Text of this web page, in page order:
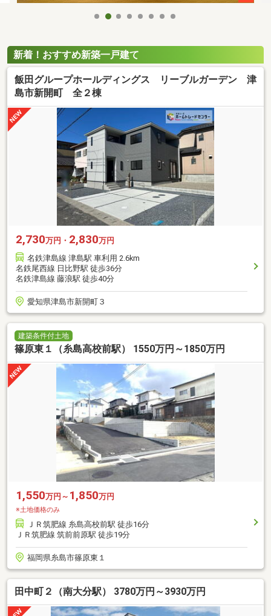
新着！おすすめ新築一戸建て
飯田グループホールディングス リーブルガーデン 津
島市新開町 全２棟
2,730万円・ 2,830万円
名鉄津島線 津島駅 車利用 2.6km
名鉄尾西線 日比野駅 徒歩36分
名鉄津島線 藤浪駅 徒歩40分
愛知県津島市新開町３
建築条件付土地
篠原東１（糸島高校前駅） 1550万円～1850万円
1,550万円～ 1,850万円
※土地価格のみ
ＪＲ筑肥線 糸島高校前駅 徒歩16分
ＪＲ筑肥線 筑前前原駅 徒歩19分
福岡県糸島市篠原東１
田中町２（南大分駅） 3780万円～3930万円